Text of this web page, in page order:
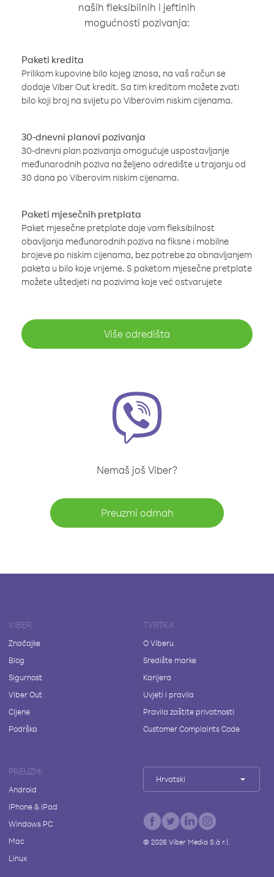
naših fleksibilnih i jeftinih
mogućnosti pozivanja:
Paketi kredita
Prilikom kupovine bilo kojeg iznosa, na vaš račun se
dodaje Viber Out kredit. Sa tim kreditom možete zvati
bilo koji broj na svijetu po Viberovim niskim cijenama.
30-dnevni planovi pozivanja
30-dnevni plan pozivanja omogućuje uspostavljanje
međunarodnih poziva na željeno odredište u trajanju od
30 dana po Viberovim niskim cijenama.
Paketi mjesečnih pretplata
Paket mjesečne pretplate daje vam fleksibilnost
obavljanja međunarodnih poziva na fiksne i mobilne
brojeve po niskim cijenama, bez potrebe za obnavljanjem
paketa u bilo koje vrijeme. S paketom mjesečne pretplate
možete uštedjeti na pozivima koje već ostvarujete
Više odredišta
Nemaš još Viber?
Preuzmi odmah
VIBER
Značajke
Blog
Sigurnost
Viber Out
Cijene
Podrška
TVRTKA
O Viberu
Središte marke
Karijera
Uvjeti i pravila
Pravila zaštite privatnosti
Customer Complaints Code
PREUZMI
Android
iPhone & iPad
Windows PC
Mac
Linux
Hrvatski
© 2026Viber Media S.à r.l.